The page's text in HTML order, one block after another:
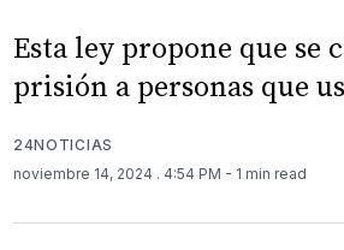
Esta ley propone que se
prisión a personas que
24NOTICIAS
noviembre 14, 2024 . 4:54 PM - 1 min read